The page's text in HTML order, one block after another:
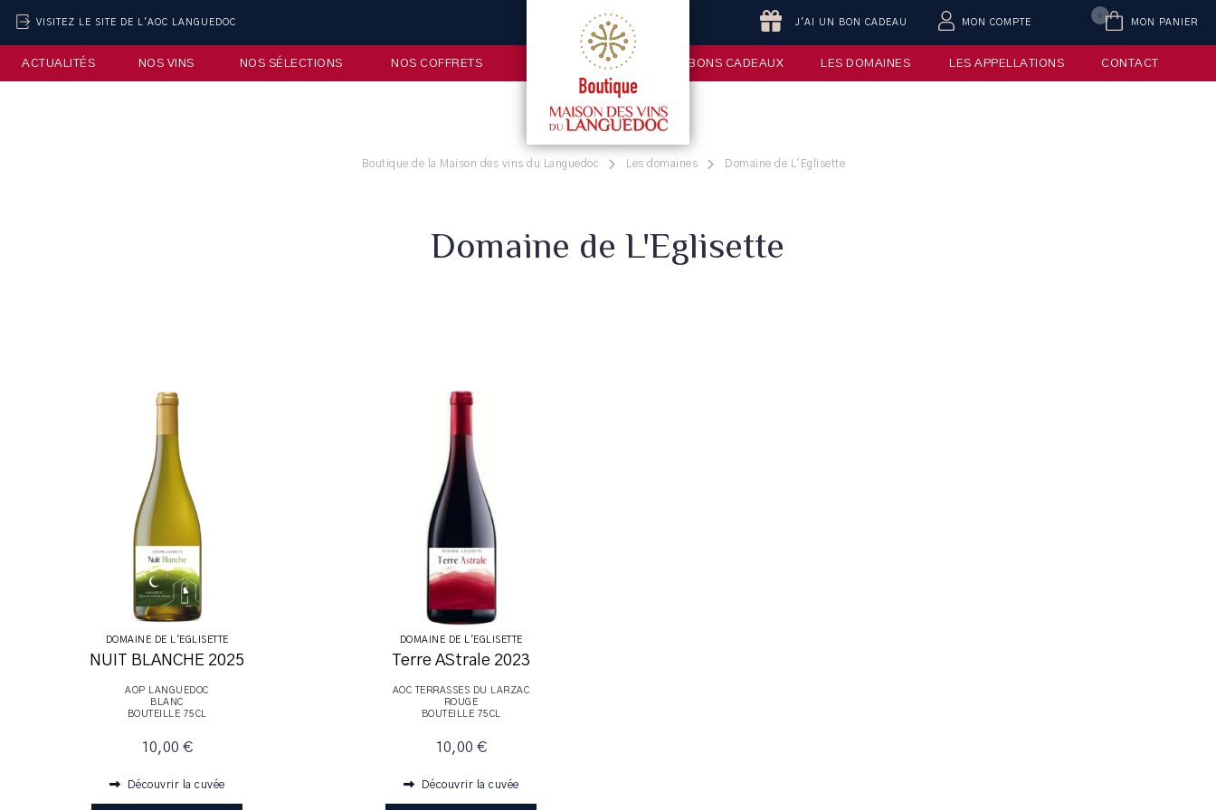
VISITEZ LE SITE DE L'AOC LANGUEDOC J'AI UN BON CADEAU MON COMPTE MON PANIER
0
ACTUALITÉS NOS VINS NOS SÉLECTIONS NOS COFFRETS BONS CADEAUX LES DOMAINES LES APPELLATIONS CONTACT
Boutique de la Maison des vins du Languedoc Les domaines Domaine de L'Eglisette
Domaine de L'Eglisette
DOMAINE DE L'EGLISETTE
NUIT BLANCHE 2025
AOP LANGUEDOC
BLANC
BOUTEILLE 75CL
10,00 €
Découvrir la cuvée
DOMAINE DE L'EGLISETTE
Terre AStrale 2023
AOC TERRASSES DU LARZAC
ROUGE
BOUTEILLE 75CL
10,00 €
Découvrir la cuvée